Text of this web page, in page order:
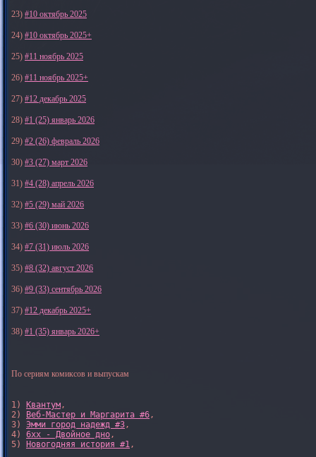
23) #10 октябрь 2025
24) #10 октябрь 2025+
25) #11 ноябрь 2025
26) #11 ноябрь 2025+
27) #12 декабрь 2025
28) #1 (25) январь 2026
29) #2 (26) февраль 2026
30) #3 (27) март 2026
31) #4 (28) апрель 2026
32) #5 (29) май 2026
33) #6 (30) июнь 2026
34) #7 (31) июль 2026
35) #8 (32) август 2026
36) #9 (33) сентябрь 2026
37) #12 декабрь 2025+
38) #1 (35) январь 2026+
По сериям комиксов и выпускам
1) Квантум,
2)
Веб-Мастер и Маргарита #6,
3) Эмми город надежд #3,
4) 6xx - Двойное дно,
5)
Новогодняя история #1,